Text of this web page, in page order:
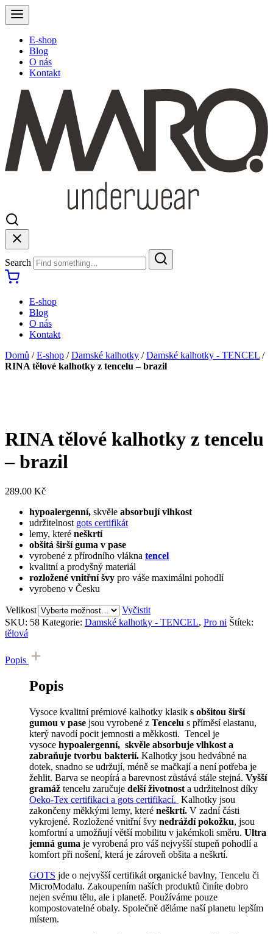
E-shop
Blog
O nás
Kontakt
Search
E-shop
Blog
O nás
Kontakt
Domů /E-shop /Damské kalhotky /Damské kalhotky - TENCEL /
RINA tělové kalhotky z tencelu – brazil
RINA tělové kalhotky z tencelu
– brazil
289.00 Kč
hypoalergenní, skvěle absorbují vlhkost
udržitelnost gots certifikát
lemy, které neškrtí
obšitá širší guma v pase
vyrobené z přírodního vlákna tencel
kvalitní a prodyšný materiál
rozložené vnitřní švy pro váše maximálni pohodlí
vyrobeno v Česku
Velikost
Vyčistit
SKU: 58 Kategorie: Damské kalhotky - TENCEL, Pro ni Štítek:
tělová
Popis
Popis
Vysoce kvalitní prémiové kalhotky klasik s obšitou širší
gumou v pase jsou vyrobené z Tencelu s příměsí elastanu,
který navodí pocit jemnosti a měkkosti. Tencel je
vysoce hypoalergenní, skvěle absorbuje vlhkost a
zabraňuje tvorbu bakterií. Kalhotky jsou hedvábné na
dotek, snadno se udržují, méně se mačkají a není potřeba je
žehlit. Barva se neopírá a barevnost zůstává stále stejná. Vyšší
gramáž tencelu zaručuje delší životnost a udržitelnost díky
Oeko-Tex certifikaci a gots certifikací. Kalhotky jsou
zakončeny měkkými lemy, které neškrtí. V zadní části
vykrojené. Rozložené vnitřní švy nedráždí pokožku, jsou
komfortní a umožňují větší mobilitu v jakémkoli směru. Ultra
jemná guma je vyrobená pro váš nejvyšší stupeň pohodlí a
komfort při nošení, která je zároveň obšita a neškrtí.
GOTS jde o nejvyšší certifikát organické bavlny, Tencelu či
MicroModalu. Zakoupením naších produktů činíte dobro
nejen svému tělu, ale i planetě. Používáme pouze
kompostovatelné obaly. Společně děláme naší planetu lepším
místem.